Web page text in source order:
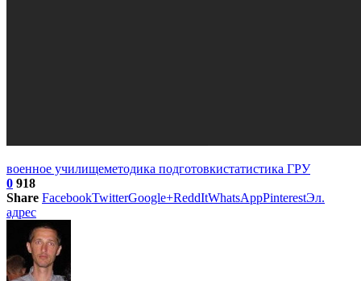
военное училищеметодика подготовкистатистика ГРУ
0 918
Share FacebookTwitterGoogle+ReddItWhatsAppPinterestЭл.
адрес